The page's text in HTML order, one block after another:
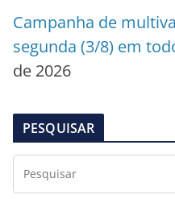
Campanha de
segunda (3/8) em
de 2026
PESQUISAR